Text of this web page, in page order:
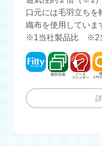
口元には毛羽立ち
織布を使用していま
※1当社製品比 ※2当
フィッティ個別包装
ノ